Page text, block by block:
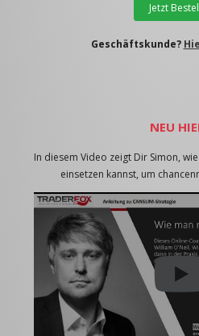
Jetzt
Geschäftskunde?
NEU
In diesem Video zeigt Dir Simon,
einsetzen kannst, um